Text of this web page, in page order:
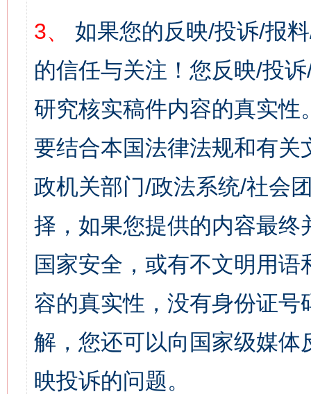
3、
如果您的反映/投诉/报
的信任与关注！您反映/投
研究核实稿件内容的真实
要结合本国法律法规和有关
政机关部门/政法系统/社会
择，如果您提供的内容最
国家安全，或有不文明用
容的真实性，没有身份证
解，您还可以向国家级媒
映投诉的问题。